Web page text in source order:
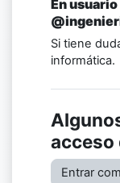
En
Si tiene
informática.
acceso
Entrar